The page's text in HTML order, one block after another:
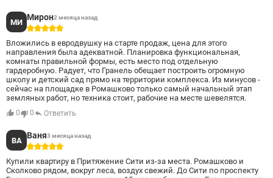
МИ
Мирон2 месяца назад
5
Вложились в евродвушку на старте продаж, цена для этого
направления была адекватной. Планировка функциональная,
комнаты правильной формы, есть место под отдельную
гардеробную. Радует, что Гранель обещает построить огромную
школу и детский сад прямо на территории комплекса. Из минусов -
сейчас на площадке в Ромашково только самый начальный этап
земляных работ, но техника стоит, рабочие на месте шевелятся.
0 0 Ответить
ВА
Ваня3 месяца назад
5
Купили квартиру в Притяжение Сити из-за места. Ромашково и
Сколково рядом, вокруг леса, воздух свежий. До Сити по проспекту